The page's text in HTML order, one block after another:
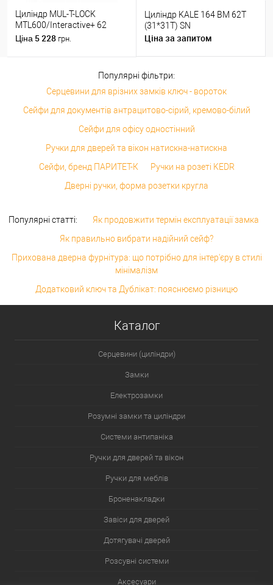
Циліндр MUL-T-LOCK
MTL600/Interactive+ 62
(31*31) нікель сатин
Ціна 5 228 грн.
Циліндр KALE 164 BM 62T
(31*31T) SN
Ціна за запитом
Популярні фільтри:
Серцевини для врізних замків ключ - вороток
Сейфи для документів антрацитово-сірий, кремово-білий
Сейфи для офісу одностінний
Ручки для дверей та вікон натискна-натискна
Сейфи, бренд ПАРИТЕТ-К
Ручки на розеті KEDR
Дверні ручки, форма розетки кругла
Популярні статті:
Як продовжити термін експлуатації замка
Як правильно вибрати надійний сейф?
Прихована дверна фурнітура: що потрібно для інтер'єру в стилі
мінімалізм
Додатковий ключ та Дублікат: пояснюємо різницю
Каталог
Серцевини (циліндри)
Замки
Електрозамки
Розумні замки та циліндри
Системи антипаніка
Ручки для дверей та вікон
Ручки для меблів
Броненакладки
Завіси для дверей
Дотягувачі дверей
Розсувні системи
Аксесуари